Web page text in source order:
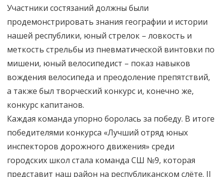
Участники состязаний должны были
продемонстрировать знания географии и истории
нашей республики, юный стрелок – ловкость и
меткость стрельбы из пневматической винтовки по
мишени, юный велосипедист – показ навыков
вождения велосипеда и преодоление препятствий,
а также был творческий конкурс и, конечно же,
конкурс капитанов.
Каждая команда упорно боролась за победу. В итоге
победителями конкурса «Лучший отряд юных
инспекторов дорожного движения» среди
городских школ стала команда СШ №9, которая
представит наш район на республиканском слёте. II